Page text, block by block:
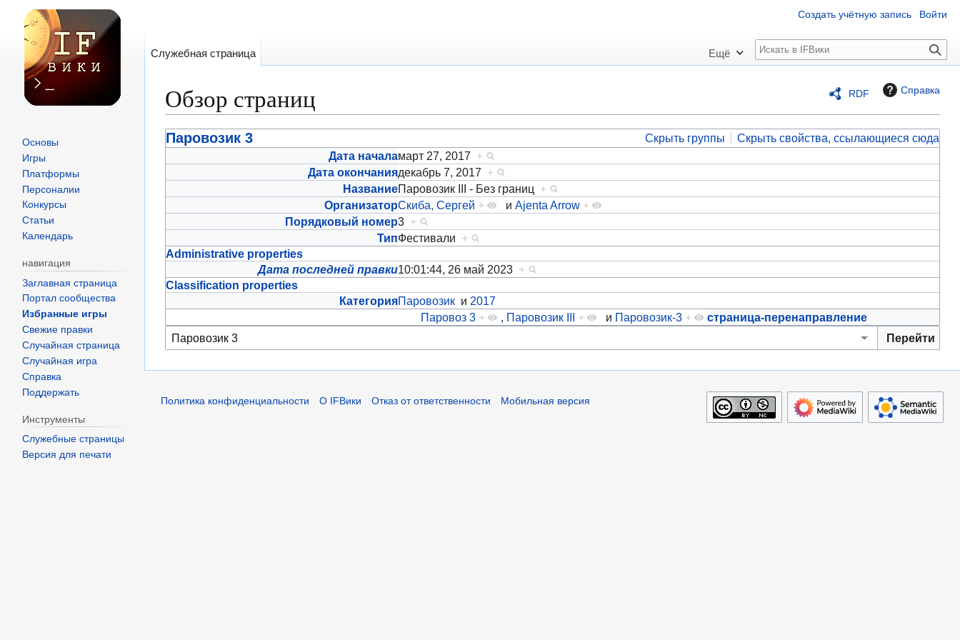
RDF Справка
Обзор страниц
Перейти
Перейти
Паровозик 3 Скрыть группы
Скрыть свойства, ссылающиеся сюда
Дата началамарт 27, 2017 +
Дата окончаниядекабрь 7, 2017 +
НазваниеПаровозик III - Без границ +
ОрганизаторСкиба, Сергей + и Ajenta Arrow +
Порядковый номер3 +
ТипФестивали +
Administrative properties
Дата последней правки10:01:44, 26 май 2023 +
Classification properties
КатегорияПаровозик и 2017
страница-перенаправление
Паровоз 3 + , Паровозик III + и Паровозик-3 +
Создать учётную запись Войти
Служебная страница Ещё
П
о
к
Основы
Игры
Платформы
Персоналии
Конкурсы
Статьи
Календарь
навигация
Заглавная страница
Портал сообщества
Избранные игры
Свежие правки
Случайная страница
Случайная игра
Справка
Поддержать
Инструменты
Служебные страницы
Версия для печати
Политика конфиденциальности О IFВики Отказ от ответственности Мобильная версия